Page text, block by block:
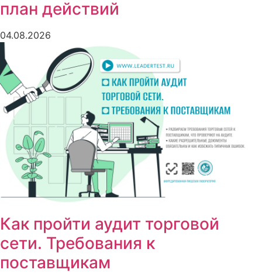
план действий
04.08.2026
Как пройти аудит торговой
сети. Требования к
поставщикам